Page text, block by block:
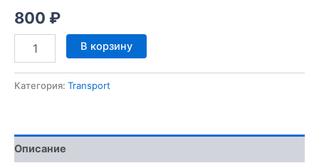
800 ₽
Количество
товара
4x4
В корзину
Категория: Transport
Описание